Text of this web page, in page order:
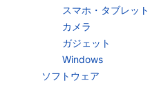
スマホ・タブレット
カメラ
ガジェット
Windows
ソフトウェア